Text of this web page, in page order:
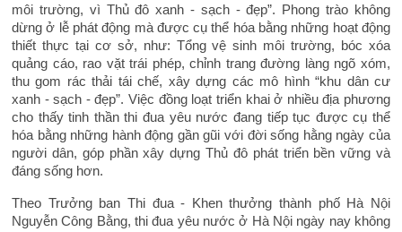
môi trường, vì Thủ đô xanh - sạch - đẹp”. Phong trào không
dừng ở lễ phát động mà được cụ thể hóa bằng những hoạt động
thiết thực tại cơ sở, như: Tổng vệ sinh môi trường, bóc xóa
quảng cáo, rao vặt trái phép, chỉnh trang đường làng ngõ xóm,
thu gom rác thải tái chế, xây dựng các mô hình “khu dân cư
xanh - sạch - đẹp”. Việc đồng loạt triển khai ở nhiều địa phương
cho thấy tinh thần thi đua yêu nước đang tiếp tục được cụ thể
hóa bằng những hành động gần gũi với đời sống hằng ngày của
người dân, góp phần xây dựng Thủ đô phát triển bền vững và
đáng sống hơn.
Theo Trưởng ban Thi đua - Khen thưởng thành phố Hà Nội
Nguyễn Công Bằng, thi đua yêu nước ở Hà Nội ngày nay không